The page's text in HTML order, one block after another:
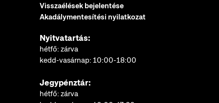
Visszaélések bejelentése
Akadálymentesítési nyilatkozat
Nyitvatartás:
hétfő: zárva
kedd-vasárnap: 10:00-18:00
Jegypénztár:
hétfő: zárva